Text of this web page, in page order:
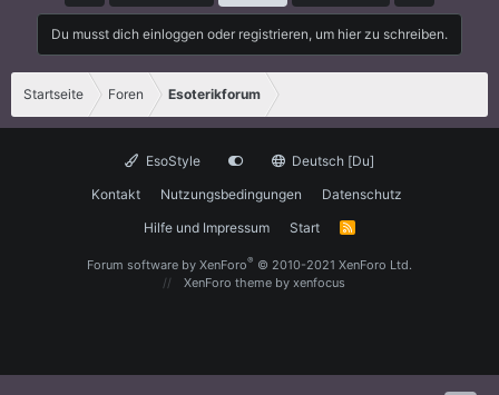
Du musst dich einloggen oder registrieren, um hier zu schreiben.
Startseite Foren Esoterikforum
EsoStyle
Deutsch [Du]
Kontakt
Nutzungsbedingungen
Datenschutz
Hilfe und Impressum
Start
R
Forum software by XenForo® © 2010-2021 XenForo Ltd.
XenForo theme by xenfocus